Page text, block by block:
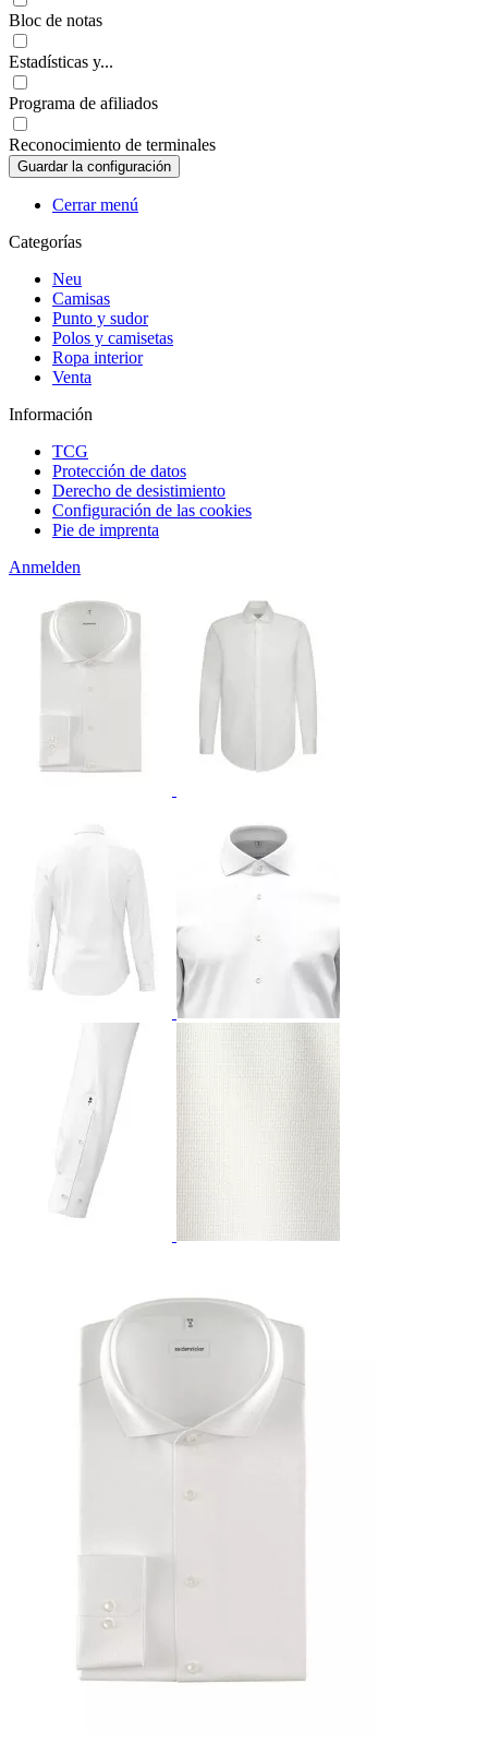
Bloc de notas
Estadísticas y...
Programa de afiliados
Reconocimiento de terminales
Cerrar menú
Categorías
Neu
Camisas
Punto y sudor
Polos y camisetas
Ropa interior
Venta
Información
TCG
Protección de datos
Derecho de desistimiento
Configuración de las cookies
Pie de imprenta
Anmelden